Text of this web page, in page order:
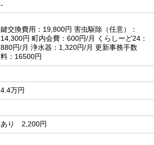
-
鍵交換費用：19,800円 害虫駆除（任意）：
14,300円 町内会費：600円/月 くらしーど24：
880円/月 浄水器：1,320円/月 更新事務手数
料：16500円
4.4万円
あり 2,200円